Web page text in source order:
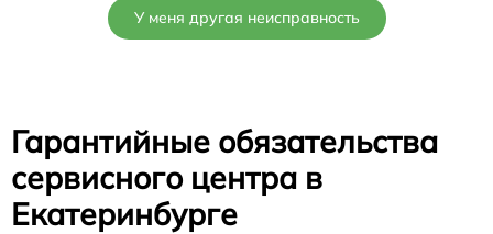
У меня другая неисправность
Гарантийные обязательства
сервисного центра в
Екатеринбурге